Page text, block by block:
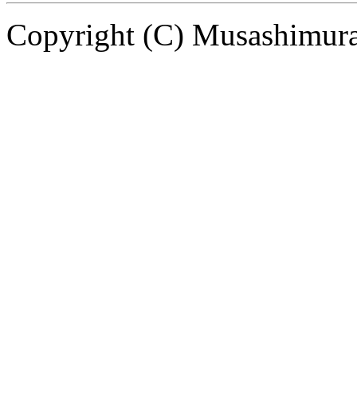
Copyright (C)